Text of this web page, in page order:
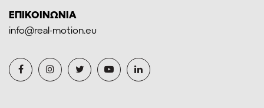
ΕΠΙΚΟΙΝΩΝΙΑ
info@real-motion.eu